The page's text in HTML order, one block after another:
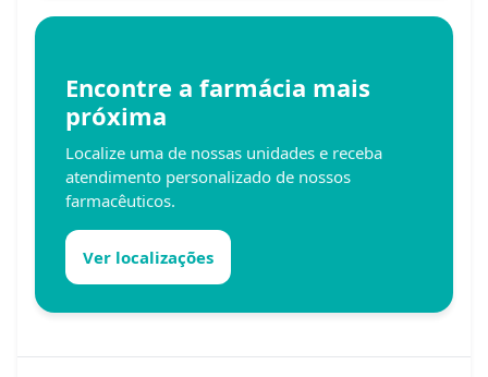
Encontre a farmácia mais
próxima
Localize uma de nossas unidades e receba
atendimento personalizado de nossos
farmacêuticos.
Ver localizações